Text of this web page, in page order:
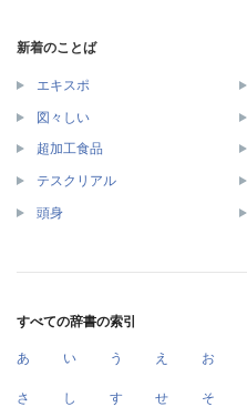
新着のことば
エキスポ
図々しい
超加工食品
テスクリアル
頭身
すべての辞書の索引
あ い う え お
さ し す せ そ